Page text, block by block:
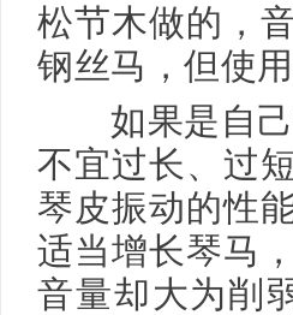
松节木做的，
钢丝马，但使用
如果是自己
不宜过长、过
琴皮振动的性
适当增长琴马
音量却大为削